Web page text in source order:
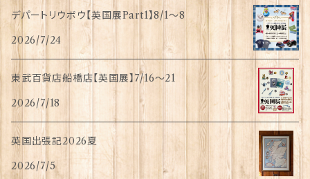
デパートリウボウ【英国展Part1】8/1〜8
2026/7/24
東武百貨店船橋店【英国展】7/16～21
2026/7/18
英国出張記2026夏
2026/7/5